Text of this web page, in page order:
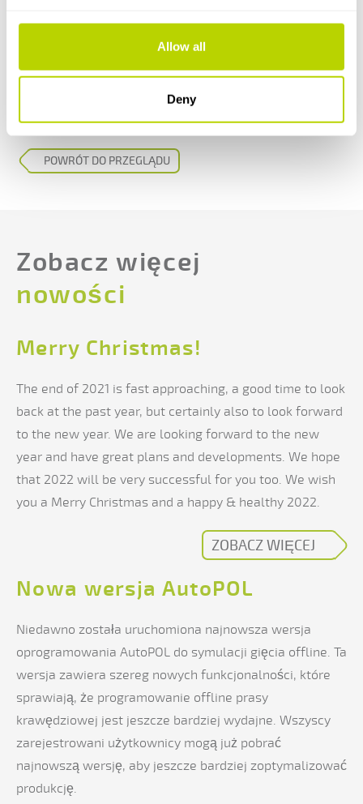
Allow all
Deny
formowania blach, a także oferuje narzędzia do pras
https://www.nixxonsteel.pl/
POWRÓT DO PRZEGLĄDU
Zobacz więcej
nowości
Merry Christmas!
The end of 2021 is fast approaching, a good time to look
back at the past year, but certainly also to look forward
to the new year. We are looking forward to the new
year and have great plans and developments. We hope
that 2022 will be very successful for you too. We wish
you a Merry Christmas and a happy & healthy 2022.
ZOBACZ WIĘCEJ
Nowa wersja AutoPOL
Niedawno została uruchomiona najnowsza wersja
oprogramowania AutoPOL do symulacji gięcia offline. Ta
wersja zawiera szereg nowych funkcjonalności, które
sprawiają, że programowanie offline prasy
krawędziowej jest jeszcze bardziej wydajne. Wszyscy
zarejestrowani użytkownicy mogą już pobrać
najnowszą wersję, aby jeszcze bardziej zoptymalizować
produkcję.